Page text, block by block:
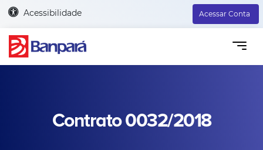
Acessibilidade Acessar Conta
Contrato 0032/2018